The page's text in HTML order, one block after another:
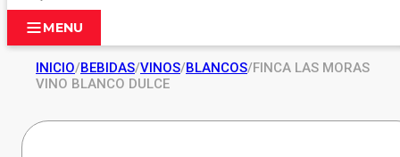
MENU
INICIO/BEBIDAS/VINOS/BLANCOS/FINCA LAS MORAS
VINO BLANCO DULCE